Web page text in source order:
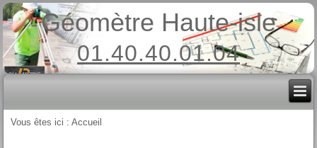
Géomètre Haute-isle
01.40.40.01.04
Vous êtes ici :Accueil